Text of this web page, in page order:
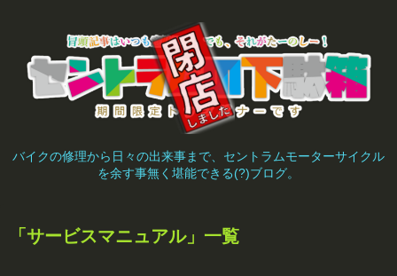
バイクの修理から日々の出来事まで、セントラムモーターサイクル
を余す事無く堪能できる(?)ブログ。
「 サービスマニュアル」 一覧